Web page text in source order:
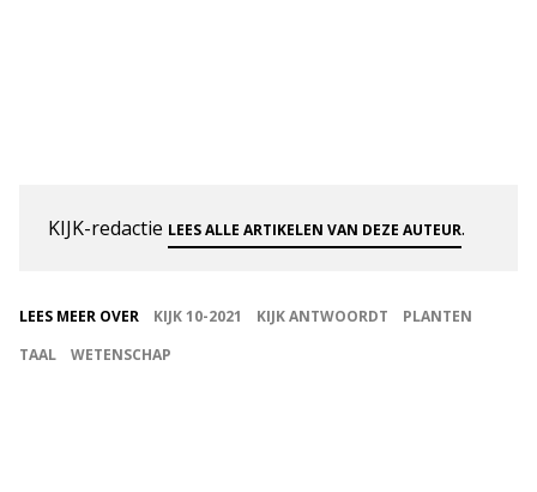
KIJK-redactie LEES ALLE ARTIKELEN VAN DEZE AUTEUR.
LEES MEER OVER KIJK 10-2021 KIJK ANTWOORDT
PLANTEN
TAAL
WETENSCHAP